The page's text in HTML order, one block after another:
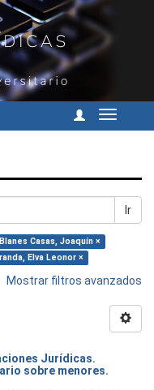
Cambiar
Ir
Casas, Joaquín ×
Elva Leonor ×
Mostrar filtros avanzados
Jurídicas.
sobre menores.